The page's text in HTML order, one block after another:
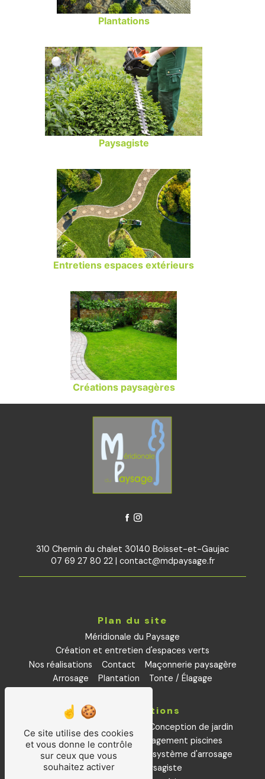
Plantations
Paysagiste
Entretiens espaces extérieurs
Créations paysagères
310 Chemin du chalet 30140 Boisset-et-Gaujac
07 69 27 80 22| contact@mdpaysage.fr
Plan du site
Méridionale du Paysage
Création et entretien d'espaces verts
Nos réalisations
Contact
Maçonnerie paysagère
Arrosage
Plantation Tonte / Élagage
Nos prestations
Conception de jardin
Petite maçonnerie
aménagement piscines
Installation et remplacement système d'arrosage
Plantations
Paysagiste
Ce site utilise des cookies
et vous donne le contrôle
sur ceux que vous
souhaitez activer